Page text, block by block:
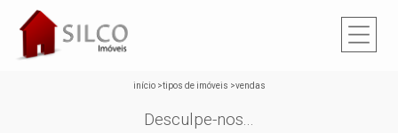
início>tipos de imóveis >vendas
Desculpe-nos...